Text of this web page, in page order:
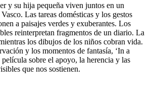
y su hija pequeña viven juntos en un
Las tareas domésticas y los gestos
a paisajes verdes y exuberantes. Los
reinterpretan fragmentos de un diario. La
los dibujos de los niños cobran vida.
y los momentos de fantasía, ‘In a
película sobre el apoyo, la herencia y las
que nos sostienen.